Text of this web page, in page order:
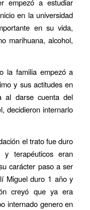
empezó a estudiar
en la universidad
en su vida,
marihuana, alcohol,
la familia empezó a
y sus actitudes en
al darse cuenta del
decidieron internarlo
el trato fue duro
y terapéuticos eran
carácter paso a ser
Miguel duro 1 año y
creyó que ya era
internado genero en